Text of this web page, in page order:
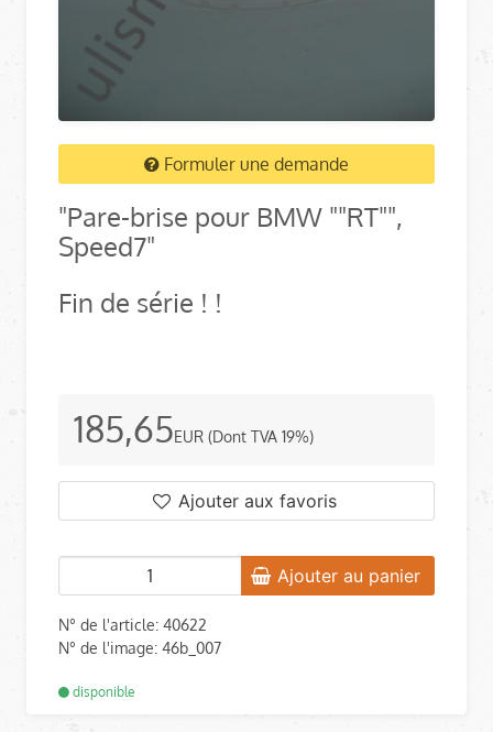
Formuler une demande
"Pare-brise pour BMW ""RT"",
Speed7"
Fin de série ! !
185,65EUR (Dont TVA 19%)
Ajouter aux favoris
Ajouter au panier
N° de l'article: 40622
N° de l'image: 46b_007
disponible